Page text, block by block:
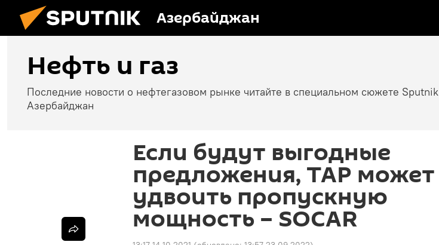
Азербайджан
Нефть и газ
Последние новости о нефтегазовом рынке читайте в специальном сюжете Sputnik
Азербайджан
Если будут выгодные
предложения, ТАР может
удвоить пропускную
мощность – SOCAR